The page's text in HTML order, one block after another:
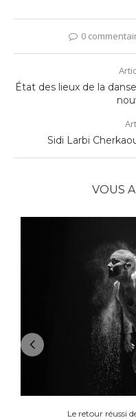
0
État des lieux de la
Sidi Larbi
VOUS
Le retour réussi